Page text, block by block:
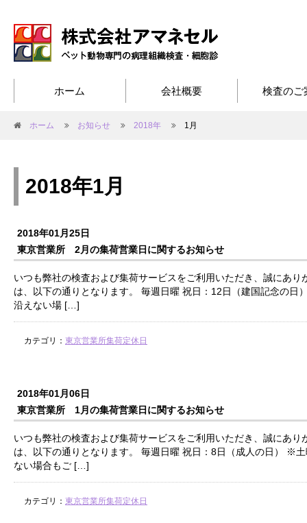
ホーム 会社概要 検査のご
ホーム お知らせ 2018年 1月
2018年1月
2018年01月25日
東京営業所 2月の集荷営業日に関するお知らせ
いつも弊社の検査および集荷サービスをご利用いただき、誠にあ
は、以下の通りとなります。 毎週日曜 祝日：12日（建国記念の
沿えない場 […]
カテゴリ： 東京営業所集荷定休日
2018年01月06日
東京営業所 1月の集荷営業日に関するお知らせ
いつも弊社の検査および集荷サービスをご利用いただき、誠にあ
は、以下の通りとなります。 毎週日曜 祝日：8日（成人の日） ※
ない場合もご […]
カテゴリ： 東京営業所集荷定休日